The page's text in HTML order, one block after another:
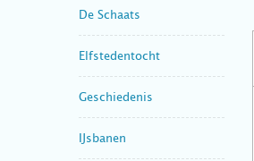
De Schaats
Elfstedentocht
Geschiedenis
IJsbanen